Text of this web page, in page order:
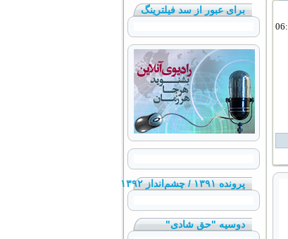
برای عبور از سد فیلترینگ
پرونده ۱۳۹۱ / چشم‌انداز ۱۳۹۲
دوسیه "حق شادی"